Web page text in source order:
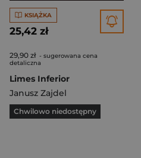
KSIĄŻKA
25,42 zł
29,90 zł - sugerowana cena
detaliczna
Limes Inferior
Janusz Zajdel
Chwilowo niedostępny